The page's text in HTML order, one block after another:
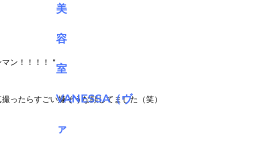
ン！！！！＂
ったらすごい嫌そうな顔してました（笑）